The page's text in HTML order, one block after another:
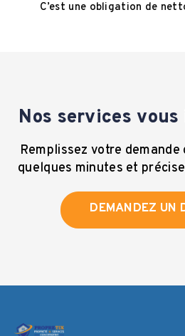
C’est une obligation de
Nos services
Remplissez votre demande
quelques minutes et
DEMANDEZ UN